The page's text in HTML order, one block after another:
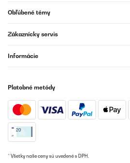
Obľúbené témy
Zákaznícky servis
Informácie
Platobné metódy
* Všetky naše ceny sú uvedené s DPH.